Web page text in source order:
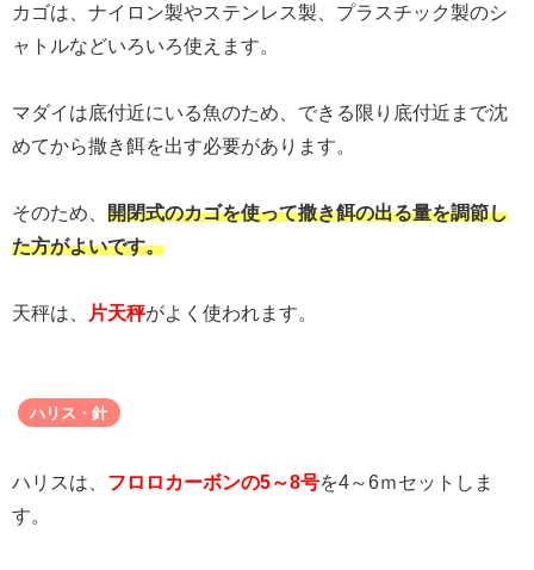
カゴは、ナイロン製やステンレス製、プラスチック製のシ
ャトルなどいろいろ使えます。
マダイは底付近にいる魚のため、できる限り底付近まで沈
めてから撒き餌を出す必要があります。
そのため、 開閉式のカゴを使って撒き餌の出る量を調節し
た方がよいです。
天秤は、 片天秤がよく使われます。
ハリス・針
ハリスは、 フロロカーボンの5～8号を4～6ｍセットしま
す。